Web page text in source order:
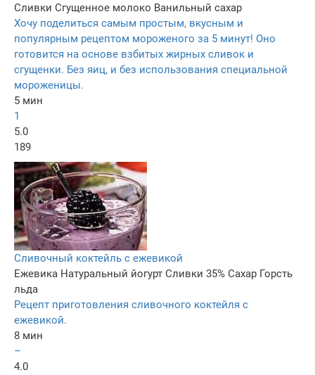
Сливки Сгущенное молоко Ванильный сахар
Хочу поделиться самым простым, вкусным и
популярным рецептом мороженого за 5 минут! Оно
готовится на основе взбитых жирных сливок и
сгущенки. Без яиц, и без использования специальной
мороженицы.
5 мин
1
5.0
189
Сливочный коктейль с ежевикой
Ежевика Натуральный йогурт Сливки 35% Сахар Горсть
льда
Рецепт приготовления сливочного коктейля с
ежевикой.
8 мин
–
4.0